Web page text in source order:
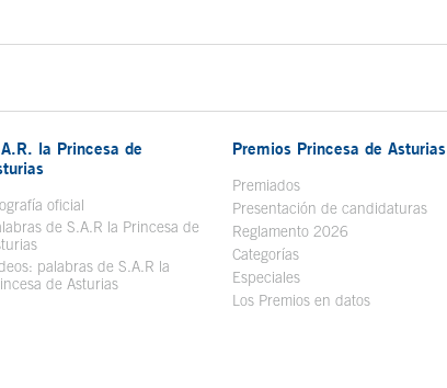
nueva
la Princesa de
oficial Se abre en ventana nueva
de S.A.R la Princesa de
palabras de S.A.R la
de Asturias
Premios Princesa de Asturias
Premiados
Presentación de candidaturas
Reglamento 2026
Categorías
Especiales
Los Premios en datos